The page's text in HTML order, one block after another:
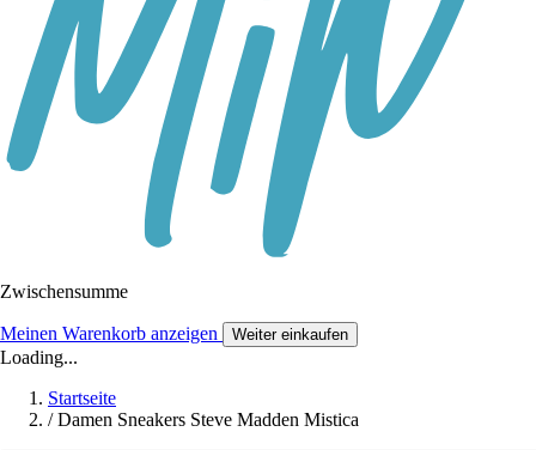
Zwischensumme
Meinen Warenkorb anzeigen Weiter einkaufen
Loading...
Startseite
/ Damen Sneakers Steve Madden Mistica